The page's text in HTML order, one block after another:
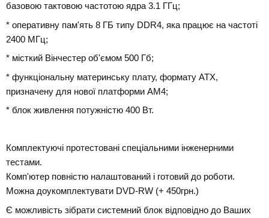
базовою тактовою частотою ядра 3.1 ГГц;
* оперативну пам'ять 8 ГБ типу DDR4, яка працює на частоті
2400 МГц;
* місткий Вінчестер об'ємом 500 Гб;
* функціональну материнську плату, формату ATX,
призначену для нової платформи AM4;
* блок живлення потужністю 400 Вт.
Комплектуючі протестовані спеціальними інженерними
тестами.
Комп'ютер повністю налаштований і готовий до роботи.
Можна доукомплектувати DVD-RW (+ 450грн.)
Є можливість зібрати системний блок відповідно до Ваших